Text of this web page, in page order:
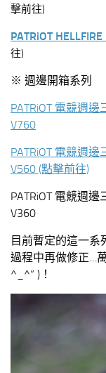
擊前往)
PATRiOT
往)
※ 週邊開箱系列
PATRiOT 電競週邊
V760
PATRiOT 電競週邊
V560 (點擊前往)
PATRiOT 電競週邊
V360
目前暫定的這一
過程中再做修正…
^_^” )！